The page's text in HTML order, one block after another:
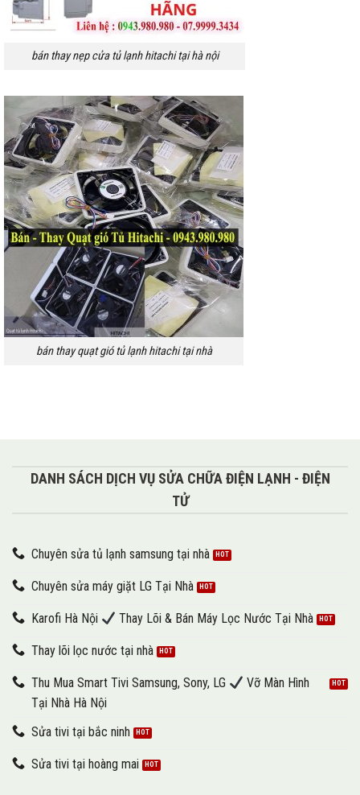
bán thay nẹp cửa tủ lạnh hitachi tại hà nội
bán thay quạt gió tủ lạnh hitachi tại nhà
DANH SÁCH DỊCH VỤ SỬA CHỮA ĐIỆN LẠNH - ĐIỆN
TỬ
Chuyên sửa tủ lạnh samsung tại nhà
Chuyên sửa máy giặt LG Tại Nhà
Karofi Hà Nội Thay Lõi & Bán Máy Lọc Nước Tại Nhà
Thay lõi lọc nước tại nhà
Thu Mua Smart Tivi Samsung, Sony, LG
Vỡ Màn Hình
Tại Nhà Hà Nội
Sửa tivi tại bắc ninh
Sửa tivi tại hoàng mai